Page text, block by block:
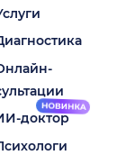
доктор